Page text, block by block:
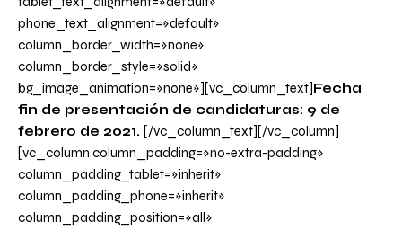
phone_text_alignment=»default»
column_border_width=»none»
column_border_style=»solid»
bg_image_animation=»none»][vc_column_text]Fecha
fin de presentación de candidaturas: 9 de
febrero de 2021. [/vc_column_text][/vc_column]
[vc_column column_padding=»no-extra-padding»
column_padding_tablet=»inherit»
column_padding_phone=»inherit»
column_padding_position=»all»